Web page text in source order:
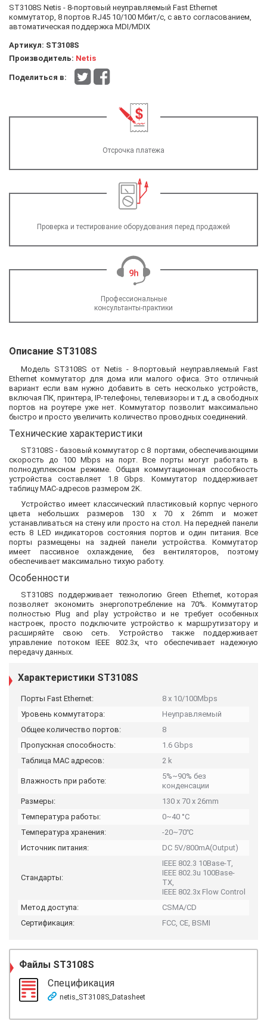
ST3108S Netis - 8-портовый неуправляемый Fast Ethernet
коммутатор, 8 портов RJ45 10/100 Мбит/с, с авто согласованием,
автоматическая поддержка MDI/MDIX
Артикул: ST3108S
Производитель: Netis
Поделиться в:
Отсрочка платежа
Проверка и тестирование оборудования перед продажей
Профессиональные
консультанты-практики
Описание ST3108S
Модель ST3108S от Netis - 8-портовый неуправляемый Fast
Ethernet коммутатор для дома или малого офиса. Это отличный
вариант если вам нужно добавить в сеть несколько устройств,
включая ПК, принтера, IP-телефоны, телевизоры и т.д, а свободных
портов на роутере уже нет. Коммутатор позволит максимально
быстро и просто увеличить количество проводных соединений.
Технические характеристики
ST3108S - базовый коммутатор с 8 портами, обеспечивающими
скорость до 100 Mbps на порт. Все порты могут работать в
полнодуплексном режиме. Общая коммутационная способность
устройства составляет 1.8 Gbps. Коммутатор поддерживает
таблицу MAC-адресов размером 2K.
Устройство имеет классический пластиковый корпус черного
цвета небольших размеров 130 x 70 x 26mm и может
устанавливаться на стену или просто на стол. На передней панели
есть 8 LED индикаторов состояния портов и один питания. Все
порты размещены на задней панели устройства. Коммутатор
имеет пассивное охлаждение, без вентиляторов, поэтому
обеспечивает максимально тихую работу.
Особенности
ST3108S поддерживает технологию Green Ethernet, которая
позволяет экономить энергопотребление на 70%. Коммутатор
полностью Plug and play устройство и не требует особенных
настроек, просто подключите устройство к маршрутизатору и
расширяйте свою сеть. Устройство также поддерживает
управление потоком IEEE 802.3x, что обеспечивает надежную
передачу данных.
Характеристики ST3108S
Порты Fast Ethernet:
8 x 10/100Mbps
Уровень коммутатора:
Неуправляемый
Общее количество портов:
8
Пропускная способность:
1.6 Gbps
Таблица MAC адресов:
2 k
Влажность при работе:
5%~90% без
конденсации
Размеры:
130 x 70 x 26mm
Температура работы:
0~40 °C
Температура хранения:
-20~70℃
Источник питания:
DC 5V/800mA(Output)
Стандарты:
IEEE 802.3 10Base-T,
IEEE 802.3u 100Base-
TX,
IEEE 802.3x Flow Control
Метод доступа:
CSMA/CD
Сертификация:
FCC, CE, BSMI
Файлы ST3108S
Спецификация
netis_ST3108S_Datasheet